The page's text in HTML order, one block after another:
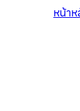
หน้า